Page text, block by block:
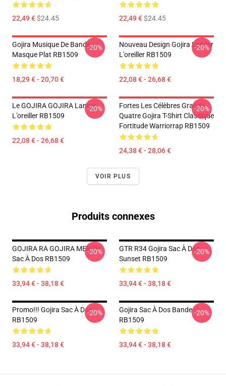
22,49 €$24.45 22,49 €$24.45
Gojira Musique De Bande
Masque Plat RB1509
18,29 € - 20,70 €
-20%
Nouveau Design Gojira Lancer
L'oreiller RB1509
22,08 € - 26,68 €
-20%
Le GOJIRA GOJIRA Lancer
L'oreiller RB1509
22,08 € - 26,68 €
-20%
Fortes Les Célèbres Grands
Quatre Gojira T-Shirt Classique
Fortitude Warriorrap RB1509
24,38 € - 28,06 €
-20%
VOIR PLUS
Produits connexes
GOJIRA RA GOJIRA MERCH
Sac À Dos RB1509
33,94 € - 38,18 €
-20%
GTR R34 Gojira Sac À Dos
Sunset RB1509
33,94 € - 38,18 €
-20%
Promo!!! Gojira Sac À Dos
RB1509
33,94 € - 38,18 €
-20%
Gojira Sac À Dos Bande
RB1509
33,94 € - 38,18 €
-20%